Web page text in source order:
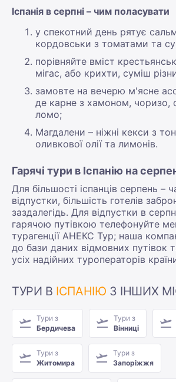
Іспанія в серпні – чим поласувати
у спекотний день рятує
кордовськи з томатами та
порівняйте вміст
мігас, або крихти, суміш
замовте на вечерю м'ясне
де карне з хамоном, чоризо,
ломо;
Магдалени – ніжні кекси з
оливкової олії та лимонів.
Гарячі тури в Іспанію на
Для більшості іспанців серпень –
відпустки, більшість готелів
заздалегідь. Для відпустки в
гарячою путівкою телефонуйте
турагенції АНЕКС Тур; наша
до бази даних відмовних путівок
усіх надійних туроператорів
ТУРИ В ІСПАНІЮ З ІНШИХ
Тури з
Бердичева
Тури з
Вінниці
Тури з
Житомира
Тури з
Запоріжжя